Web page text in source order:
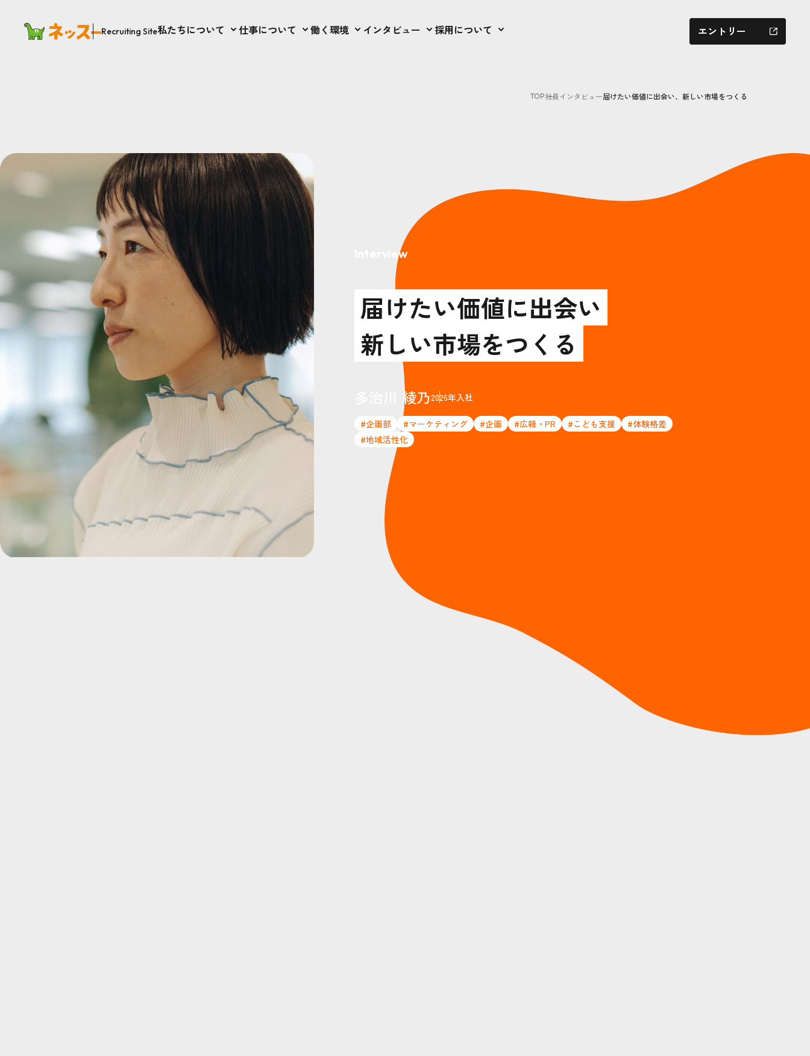
Recruiting Site私たちについて 仕事について 働く環境 インタビュー 採用について エントリー
TOP社員インタビュー届けたい価値に出会い、新しい市場をつくる
Interview
届けたい価値に出会い
新しい市場をつくる
多治川 綾乃2026年入社
#企画部 #マーケティング #企画 #広報・PR #こども支援
#体験格差
#地域活性化